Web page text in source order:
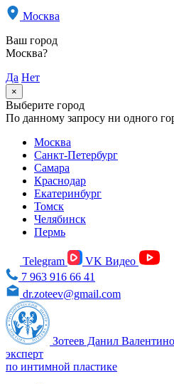
Москва
Ваш город
Москва?
Да Нет
×
Выберите город
По данному запросу ни одного
Москва
Санкт-Петербург
Самара
Краснодар
Екатеринбург
Томск
Челябинск
Пермь
Telegram
VK Видео
7 963 916 66 41
dr.zoteev@gmail.com
Зотеев Данил
эксперт
по интимной пластике